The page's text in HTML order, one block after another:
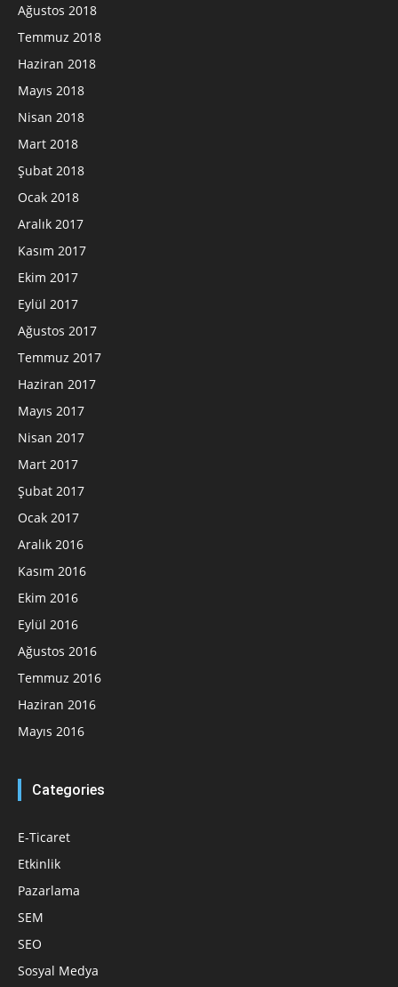
Ağustos 2018
Temmuz 2018
Haziran 2018
Mayıs 2018
Nisan 2018
Mart 2018
Şubat 2018
Ocak 2018
Aralık 2017
Kasım 2017
Ekim 2017
Eylül 2017
Ağustos 2017
Temmuz 2017
Haziran 2017
Mayıs 2017
Nisan 2017
Mart 2017
Şubat 2017
Ocak 2017
Aralık 2016
Kasım 2016
Ekim 2016
Eylül 2016
Ağustos 2016
Temmuz 2016
Haziran 2016
Mayıs 2016
Categories
E-Ticaret
Etkinlik
Pazarlama
SEM
SEO
Sosyal Medya